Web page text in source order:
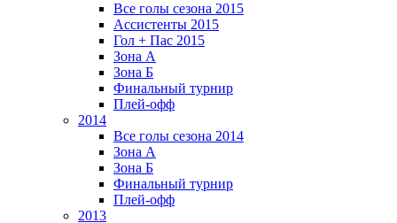
Все голы сезона 2015
Ассистенты 2015
Гол + Пас 2015
Зона А
Зона Б
Финальный турнир
Плей-офф
2014
Все голы сезона 2014
Зона А
Зона Б
Финальный турнир
Плей-офф
2013